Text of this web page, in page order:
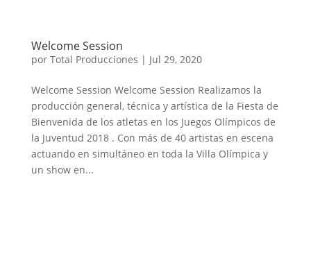
Welcome Session
por Total Producciones | Jul 29, 2020
Welcome Session Welcome Session Realizamos la
producción general, técnica y artística de la Fiesta de
Bienvenida de los atletas en los Juegos Olímpicos de
la Juventud 2018 . Con más de 40 artistas en escena
actuando en simultáneo en toda la Villa Olímpica y
un show en...